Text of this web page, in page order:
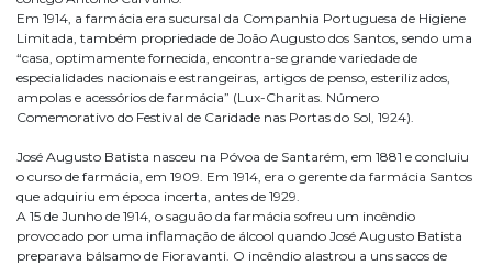
Em 1914, a farmácia era sucursal da Companhia Portuguesa de Higiene
Limitada, também propriedade de João Augusto dos Santos, sendo uma
“casa, optimamente fornecida, encontra-se grande variedade de
especialidades nacionais e estrangeiras, artigos de penso, esterilizados,
ampolas e acessórios de farmácia” (Lux-Charitas. Número
Comemorativo do Festival de Caridade nas Portas do Sol, 1924).
José Augusto Batista nasceu na Póvoa de Santarém, em 1881 e concluiu
o curso de farmácia, em 1909. Em 1914, era o gerente da farmácia Santos
que adquiriu em época incerta, antes de 1929.
A 15 de Junho de 1914, o saguão da farmácia sofreu um incêndio
provocado por uma inflamação de álcool quando José Augusto Batista
preparava bálsamo de Fioravanti. O incêndio alastrou a uns sacos de